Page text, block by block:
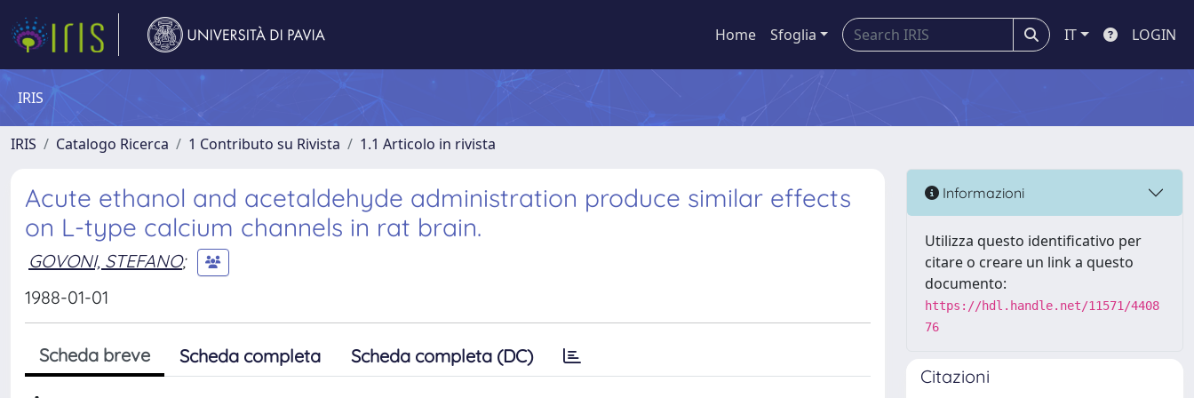
Home Sfoglia IT LOGIN
IRIS
IRIS Catalogo Ricerca 1 Contributo su Rivista 1.1 Articolo in rivista
Acute ethanol and acetaldehyde administration produce similar effects
on L-type calcium channels in rat brain.
GOVONI, STEFANO;
1988-01-01
Scheda breve Scheda completa Scheda completa (DC)
Informazioni
Utilizza questo identificativo per
citare o creare un link a questo
documento:
https://hdl.handle.net/11571/4408
76
Citazioni